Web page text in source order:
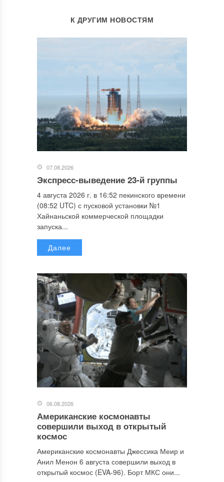
К ДРУГИМ НОВОСТЯМ
07.08.2026
Экспресс-выведение 23-й группы
4 августа 2026 г. в 16:52 пекинского времени
(08:52 UTC) с пусковой установки №1
Хайнаньской коммерческой площадки
запуска...
Далее
06.08.2026
Американские космонавты
совершили выход в открытый
космос
Американские космонавты Джессика Меир и
Анил Менон 6 августа совершили выход в
открытый космос (EVA-96). Борт МКС они...